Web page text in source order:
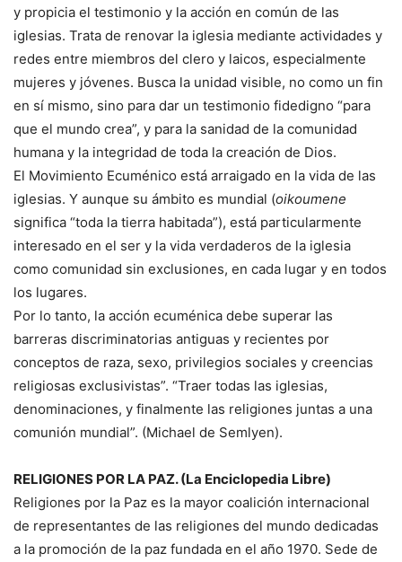
y propicia el testimonio y la acción en común de las
iglesias. Trata de renovar la iglesia mediante actividades y
redes entre miembros del clero y laicos, especialmente
mujeres y jóvenes. Busca la unidad visible, no como un fin
en sí mismo, sino para dar un testimonio fidedigno “para
que el mundo crea”, y para la sanidad de la comunidad
humana y la integridad de toda la creación de Dios.
El Movimiento Ecuménico está arraigado en la vida de las
iglesias. Y aunque su ámbito es mundial (oikoumene
significa “toda la tierra habitada”), está particularmente
interesado en el ser y la vida verdaderos de la iglesia
como comunidad sin exclusiones, en cada lugar y en todos
los lugares.
Por lo tanto, la acción ecuménica debe superar las
barreras discriminatorias antiguas y recientes por
conceptos de raza, sexo, privilegios sociales y creencias
religiosas exclusivistas”. “Traer todas las iglesias,
denominaciones, y finalmente las religiones juntas a una
comunión mundial”. (Michael de Semlyen).
RELIGIONES POR LA PAZ. (La Enciclopedia Libre)
Religiones por la Paz es la mayor coalición internacional
de representantes de las religiones del mundo dedicadas
a la promoción de la paz fundada en el año 1970. Sede de